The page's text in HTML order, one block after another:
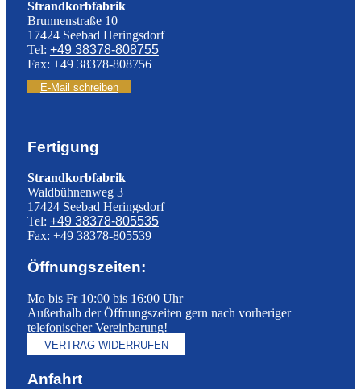
Strandkorbfabrik
Brunnenstraße 10
17424 Seebad Heringsdorf
Tel: +49 38378-808755
Fax: +49 38378-808756
E-Mail schreiben
Fertigung
Strandkorbfabrik
Waldbühnenweg 3
17424 Seebad Heringsdorf
Tel: +49 38378-805535
Fax: +49 38378-805539
Öffnungszeiten:
Mo bis Fr 10:00 bis 16:00 Uhr
Außerhalb der Öffnungszeiten gern nach vorheriger
telefonischer Vereinbarung!
VERTRAG WIDERRUFEN
Anfahrt